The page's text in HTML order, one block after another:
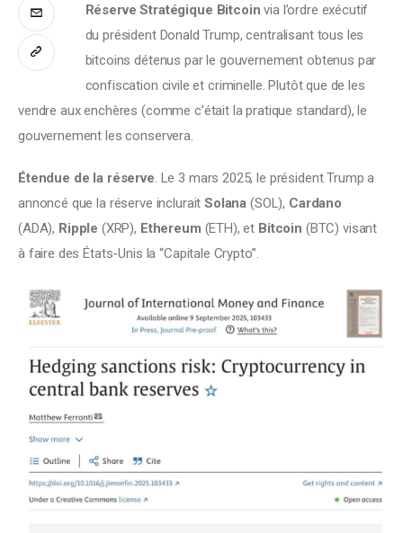
Réserve Stratégique Bitcoin via l’ordre exécutif
du président Donald Trump, centralisant tous les
bitcoins détenus par le gouvernement obtenus par
confiscation civile et criminelle. Plutôt que de les
vendre aux enchères (comme c’était la pratique standard), le
gouvernement les conservera.
Étendue de la réserve. Le 3 mars 2025, le président Trump a
annoncé que la réserve inclurait Solana (SOL), Cardano
(ADA), Ripple (XRP), Ethereum (ETH), et Bitcoin (BTC) visant
à faire des États-Unis la “Capitale Crypto”.